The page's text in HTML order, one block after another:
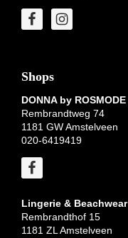
Shops
DONNA by ROSMODE
Rembrandtweg 74
1181 GW Amstelveen
020-6419419
Lingerie & Beachwear
Rembrandthof 15
1181 ZL Amstelveen